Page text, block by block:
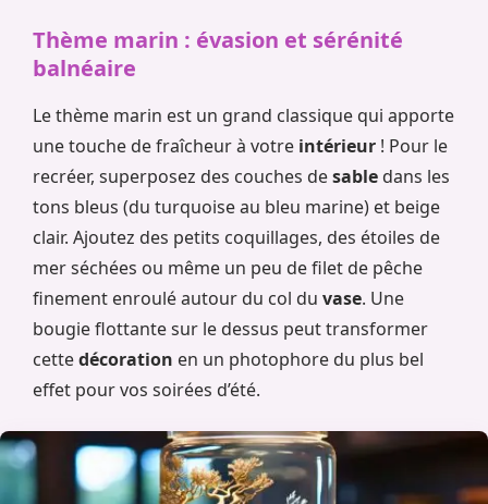
Thème marin : évasion et sérénité
balnéaire
Le thème marin est un grand classique qui apporte
une touche de fraîcheur à votre intérieur ! Pour le
recréer, superposez des couches desable dans les
tons bleus (du turquoise au bleu marine) et beige
clair. Ajoutez des petits coquillages, des étoiles de
mer séchées ou même un peu de filet de pêche
finement enroulé autour du col du vase. Une
bougie flottante sur le dessus peut transformer
cettedécoration en un photophore du plus bel
effet pour vos soirées d’été.